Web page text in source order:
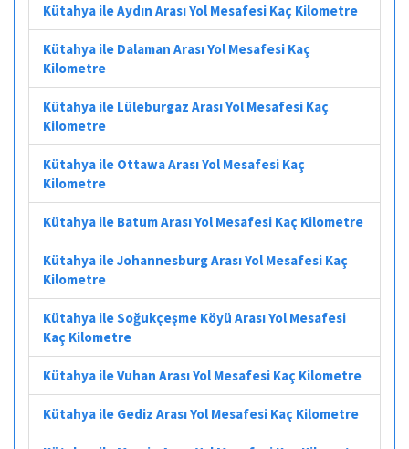
Kütahya ile Aydın Arası Yol Mesafesi Kaç Kilometre
Kütahya ile Dalaman Arası Yol Mesafesi Kaç
Kilometre
Kütahya ile Lüleburgaz Arası Yol Mesafesi Kaç
Kilometre
Kütahya ile Ottawa Arası Yol Mesafesi Kaç
Kilometre
Kütahya ile Batum Arası Yol Mesafesi Kaç Kilometre
Kütahya ile Johannesburg Arası Yol Mesafesi Kaç
Kilometre
Kütahya ile Soğukçeşme Köyü Arası Yol Mesafesi
Kaç Kilometre
Kütahya ile Vuhan Arası Yol Mesafesi Kaç Kilometre
Kütahya ile Gediz Arası Yol Mesafesi Kaç Kilometre